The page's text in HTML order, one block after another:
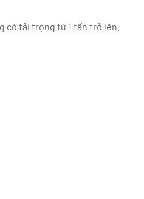
có tải trọng từ 1 tấn trở lên.